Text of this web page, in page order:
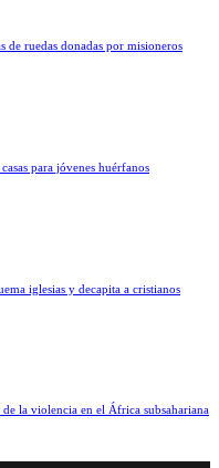
ruedas donadas por misioneros
para jóvenes huérfanos
iglesias y decapita a cristianos
la violencia en el África subsahariana